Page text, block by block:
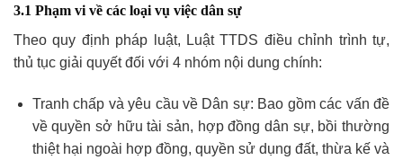
3.1 Phạm vi về các loại vụ việc dân sự
Theo quy định pháp luật, Luật TTDS điều chỉnh trình tự,
thủ tục giải quyết đối với 4 nhóm nội dung chính:
Tranh chấp và yêu cầu về Dân sự: Bao gồm các vấn đề
về quyền sở hữu tài sản, hợp đồng dân sự, bồi thường
thiệt hại ngoài hợp đồng, quyền sử dụng đất, thừa kế và